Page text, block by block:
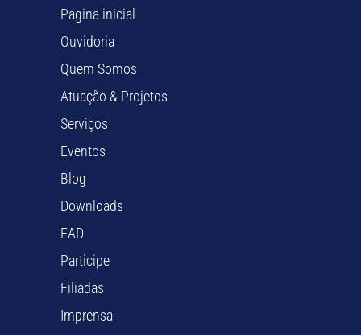
Página inicial
Ouvidoria
Quem Somos
Atuação & Projetos
Serviços
Eventos
Blog
Downloads
EAD
Participe
Filiadas
Imprensa